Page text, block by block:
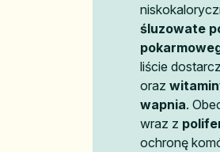
śluzowate
liście
oraz
wapnia.
wraz z
ochronę